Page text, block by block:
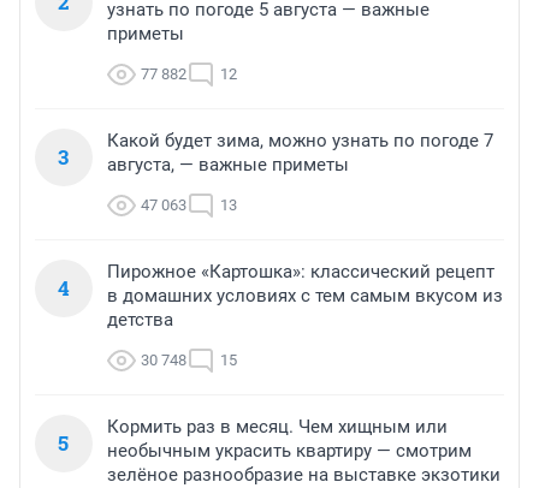
узнать по погоде 5 августа — важные
приметы
77 882 12
3
Какой будет зима, можно узнать по погоде 7
августа, — важные приметы
47 063 13
4
Пирожное «Картошка»: классический рецепт
в домашних условиях с тем самым вкусом из
детства
30 748 15
5
Кормить раз в месяц. Чем хищным или
необычным украсить квартиру — смотрим
зелёное разнообразие на выставке экзотики